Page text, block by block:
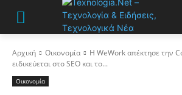
Αρχική Οικονομία
Η WeWork απέκτησε την
ειδικεύεται στο SEO και το...
Οικονομία